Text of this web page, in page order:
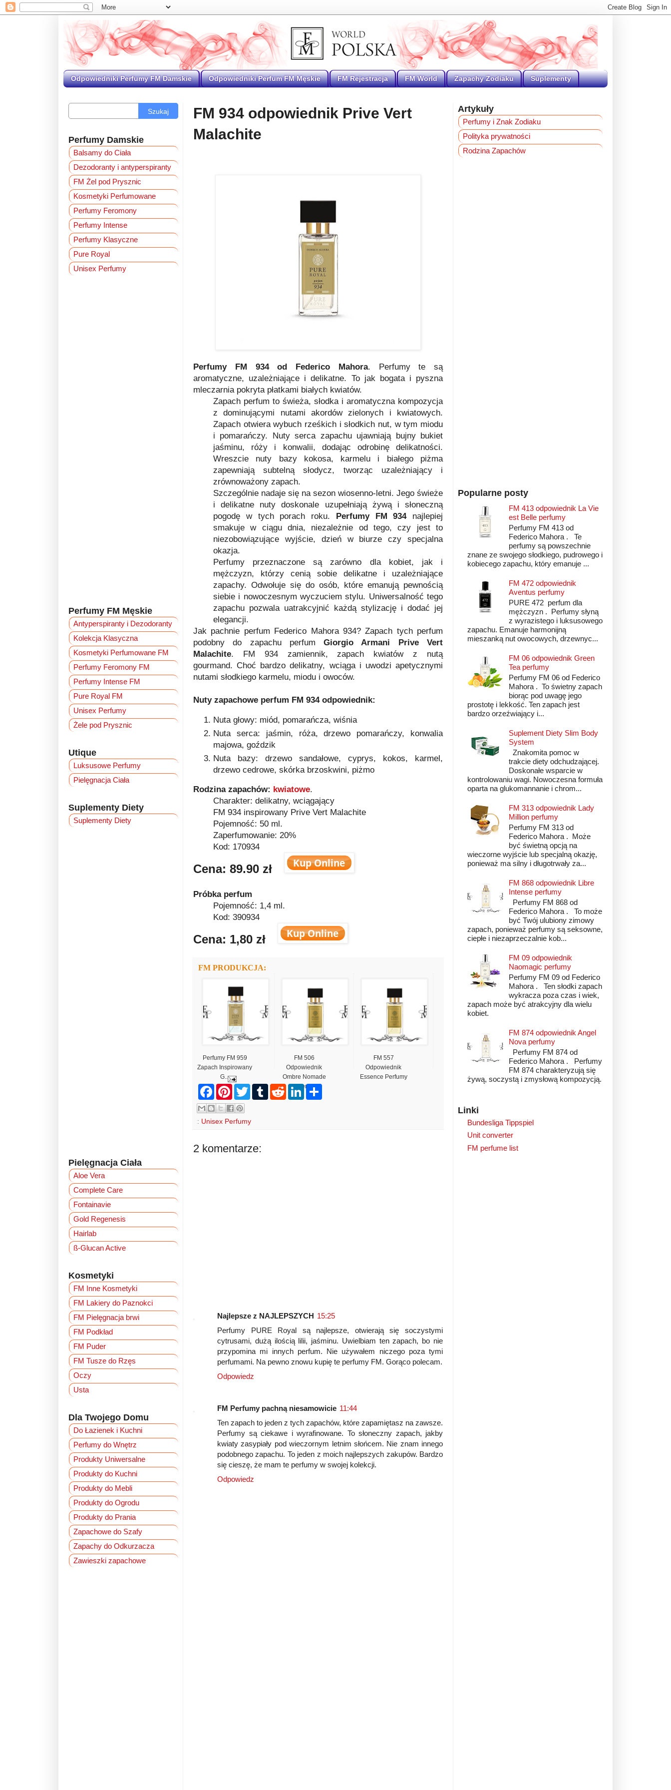
Odpowiedniki Perfumy FM Damskie Odpowiedniki Perfum FM Męskie FM Rejestracja FM World Zapachy Zodiaku Suplementy
FM 934 odpowiednik Prive Vert
Malachite
Perfumy FM 934 od Federico Mahora. Perfumy te są
aromatyczne, uzależniające i delikatne. To jak bogata i pyszna
mleczarnia pokryta płatkami białych kwiatów.
Zapach perfum to świeża, słodka i aromatyczna kompozycja
z dominującymi nutami akordów zielonych i kwiatowych.
Zapach otwiera wybuch rześkich i słodkich nut, w tym miodu
i pomarańczy. Nuty serca zapachu ujawniają bujny bukiet
jaśminu, róży i konwalii, dodając odrobinę delikatności.
Wreszcie nuty bazy kokosa, karmelu i białego piżma
zapewniają subtelną słodycz, tworząc uzależniający i
zrównoważony zapach.
Szczególnie nadaje się na sezon wiosenno-letni. Jego świeże
i delikatne nuty doskonale uzupełniają żywą i słoneczną
pogodę w tych porach roku. Perfumy FM 934najlepiej
smakuje w ciągu dnia, niezależnie od tego, czy jest to
niezobowiązujące wyjście, dzień w biurze czy specjalna
okazja.
Perfumy przeznaczone są zarówno dla kobiet, jak i
mężczyzn, którzy cenią sobie delikatne i uzależniające
zapachy. Odwołuje się do osób, które emanują pewnością
siebie i nowoczesnym wyczuciem stylu. Uniwersalność tego
zapachu pozwala uatrakcyjnić każdą stylizację i dodać jej
elegancji.
Jak pachnie perfum Federico Mahora 934? Zapach tych perfum
podobny do zapachu perfumGiorgio Armani Prive Vert
Malachite. FM 934 zamiennik, zapach kwiatów z nutą
gourmand. Choć bardzo delikatny, wciąga i uwodzi apetycznymi
nutami słodkiego karmelu, miodu i owoców.
Nuty zapachowe perfum FM 934 odpowiednik:
Nuta głowy: miód, pomarańcza, wiśnia
Nuta serca: jaśmin, róża, drzewo pomarańczy, konwalia
majowa, goździk
Nuta bazy: drzewo sandałowe, cyprys, kokos, karmel,
drzewo cedrowe, skórka brzoskwini, piżmo
Rodzina zapachów: kwiatowe.
Charakter: delikatny, wciągający
FM 934 inspirowany Prive Vert Malachite
Pojemność: 50 ml.
Zaperfumowanie: 20%
Kod: 170934
Cena: 89.90 zł
Próbka perfum
Pojemność: 1,4 ml.
Kod: 390934
Cena: 1,80 zł
FM PRODUKCJA:
Perfumy FM 959
Zapach Inspirowany
G...
FM 506
Odpowiednik
Ombre Nomade
Per...
FM 557
Odpowiednik
Essence Perfumy
F
c
e
b
P
n
t
e
t
T
t
T
R
L
: Unisex Perfumy
2 komentarze:
Najlepsze z NAJLEPSZYCH 15:25
Perfumy PURE Royal są najlepsze, otwierają się soczystymi
cytrusami, dużą ilością lilii, jaśminu. Uwielbiam ten zapach, bo nie
przypomina mi innych perfum. Nie używałem niczego poza tymi
perfumami. Na pewno znowu kupię te perfumy FM. Gorąco polecam.
Odpowiedz
FM Perfumy pachną niesamowicie 11:44
Ten zapach to jeden z tych zapachów, które zapamiętasz na zawsze.
Perfumy są ciekawe i wyrafinowane. To słoneczny zapach, jakby
kwiaty zasypiały pod wieczornym letnim słońcem. Nie znam innego
podobnego zapachu. To jeden z moich najlepszych zakupów. Bardzo
się cieszę, że mam te perfumy w swojej kolekcji.
Odpowiedz
Szukaj
Perfumy Damskie
Balsamy do Ciała
Dezodoranty i antyperspiranty
FM Żel pod Prysznic
Kosmetyki Perfumowane
Perfumy Feromony
Perfumy Intense
Perfumy Klasyczne
Pure Royal
Unisex Perfumy
Perfumy FM Męskie
Antyperspiranty i Dezodoranty
Kolekcja Klasyczna
Kosmetyki Perfumowane FM
Perfumy Feromony FM
Perfumy Intense FM
Pure Royal FM
Unisex Perfumy
Żele pod Prysznic
Utique
Luksusowe Perfumy
Pielęgnacja Ciała
Suplementy Diety
Suplementy Diety
Pielęgnacja Ciała
Aloe Vera
Complete Care
Fontainavie
Gold Regenesis
Hairlab
ß-Glucan Active
Kosmetyki
FM Inne Kosmetyki
FM Lakiery do Paznokci
FM Pielęgnacja brwi
FM Podkład
FM Puder
FM Tusze do Rzęs
Oczy
Usta
Dla Twojego Domu
Do Łazienek i Kuchni
Perfumy do Wnętrz
Produkty Uniwersalne
Produkty do Kuchni
Produkty do Mebli
Produkty do Ogrodu
Produkty do Prania
Zapachowe do Szafy
Zapachy do Odkurzacza
Zawieszki zapachowe
Artykuły
Perfumy i Znak Zodiaku
Polityka prywatności
Rodzina Zapachów
Popularne posty
FM 413 odpowiednik La Vie
est Belle perfumy
Perfumy FM 413 od
Federico Mahora . Te
perfumy są powszechnie
znane ze swojego słodkiego, pudrowego i
kobiecego zapachu, który emanuje ...
FM 472 odpowiednik
Aventus perfumy
PURE 472 perfum dla
mężczyzn . Perfumy słyną
z wyrazistego i luksusowego
zapachu. Emanuje harmonijną
mieszanką nut owocowych, drzewnyc...
FM 06 odpowiednik Green
Tea perfumy
Perfumy FM 06 od Federico
Mahora . To świetny zapach
biorąc pod uwagę jego
prostotę i lekkość. Ten zapach jest
bardzo orzeźwiający i...
Suplement Diety Slim Body
System
Znakomita pomoc w
trakcie diety odchudzającej.
Doskonałe wsparcie w
kontrolowaniu wagi. Nowoczesna formuła
oparta na glukomannanie i chrom...
FM 313 odpowiednik Lady
Million perfumy
Perfumy FM 313 od
Federico Mahora . Może
być świetną opcją na
wieczorne wyjście lub specjalną okazję,
ponieważ ma silny i długotrwały za...
FM 868 odpowiednik Libre
Intense perfumy
Perfumy FM 868 od
Federico Mahora . To może
być Twój ulubiony zimowy
zapach, ponieważ perfumy są seksowne,
ciepłe i niezaprzeczalnie kob...
FM 09 odpowiednik
Naomagic perfumy
Perfumy FM 09 od Federico
Mahora . Ten słodki zapach
wykracza poza czas i wiek,
zapach może być atrakcyjny dla wielu
kobiet.
FM 874 odpowiednik Angel
Nova perfumy
Perfumy FM 874 od
Federico Mahora . Perfumy
FM 874 charakteryzują się
żywą, soczystą i zmysłową kompozycją.
Linki
Bundesliga Tippspiel
Unit converter
FM perfume list